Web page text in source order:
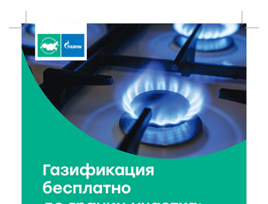
Объем выдачи ипотеки в России вырос на 38%
6 Авг 2026 16:01 114
Калининские футболисты представят Тверскую
область на всероссийском марафоне «Земля
спорта»
242
Голубев проверил школы и детсады Зубцова к 1
сентября